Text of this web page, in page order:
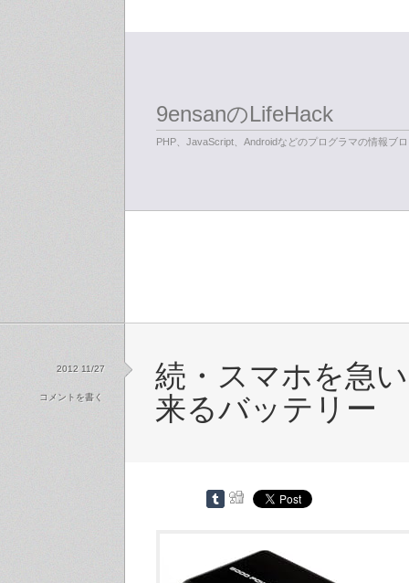
9ensanのLifeHack
PHP、JavaScript、Androidなどのプログラマの情報ブ
続・スマホを急
来るバッテリー
2012 11/27
コメントを書く